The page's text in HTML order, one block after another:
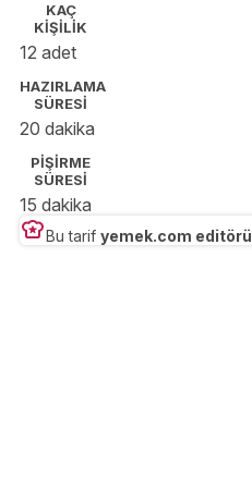
KAÇ
KİŞİLİK
12 adet
HAZIRLAMA
SÜRESİ
20 dakika
PİŞİRME
SÜRESİ
15 dakika
Bu tarif yemek.com editörü